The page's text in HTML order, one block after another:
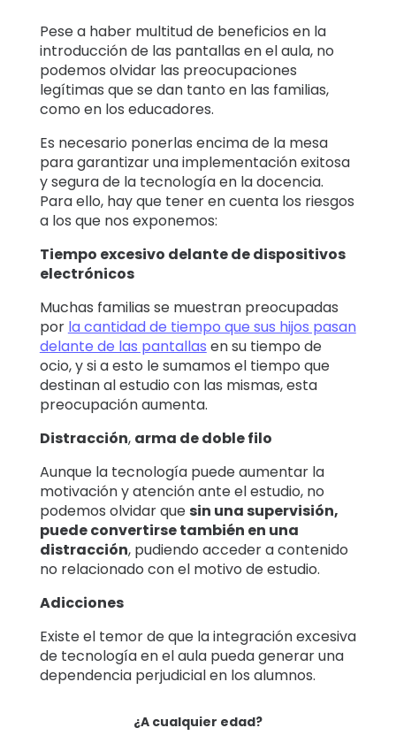
Pese a haber multitud de beneficios en la
introducción de las pantallas en el aula, no
podemos olvidar las preocupaciones
legítimas que se dan tanto en las familias,
como en los educadores.
Es necesario ponerlas encima de la mesa
para garantizar una implementación exitosa
y segura de la tecnología en la docencia.
Para ello, hay que tener en cuenta los riesgos
a los que nos exponemos:
Tiempo excesivo delante de dispositivos
electrónicos
Muchas familias se muestran preocupadas
por la cantidad de tiempo que sus hijos pasan
delante de las pantallas en su tiempo de
ocio, y si a esto le sumamos el tiempo que
destinan al estudio con las mismas, esta
preocupación aumenta.
Distracción, arma de doble filo
Aunque la tecnología puede aumentar la
motivación y atención ante el estudio, no
podemos olvidar que sin una supervisión,
puede convertirse también en una
distracción, pudiendo acceder a contenido
no relacionado con el motivo de estudio.
Adicciones
Existe el temor de que la integración excesiva
de tecnología en el aula pueda generar una
dependencia perjudicial en los alumnos.
¿A cualquier edad?